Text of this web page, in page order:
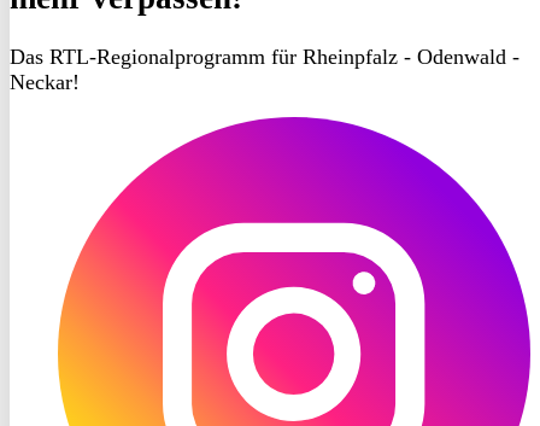
Das RTL-Regionalprogramm für Rheinpfalz - Odenwald -
Neckar!
Instagram